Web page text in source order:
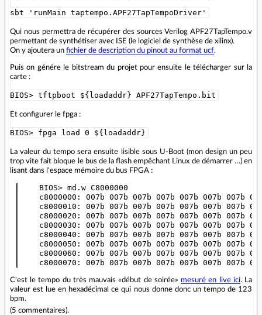
sbt 'runMain taptempo.APF27TapTempoDriver'
Qui nous permettra de récupérer des sources Verilog APF27TapTempo.v
permettant de synthétiser avec ISE (le logiciel de synthèse de xilinx).
On y ajoutera un fichier de description du pinout au format ucf.
Puis on génére le bitstream du projet pour ensuite le télécharger sur la
carte :
BIOS> tftpboot ${loadaddr} APF27TapTempo.bit
Et configurer le fpga :
BIOS> fpga load 0 ${loadaddr}
La valeur du tempo sera ensuite lisible sous U-Boot (mon design un peu
trop vite fait bloque le bus de la flash empêchant Linux de démarrer …) en
lisant dans l'espace mémoire du bus FPGA :
    BIOS> md.w C8000000
c8000000: 007b 007b 007b 007b 007b 007b 007b
c8000010: 007b 007b 007b 007b 007b 007b 007b
c8000020: 007b 007b 007b 007b 007b 007b 007b
c8000030: 007b 007b 007b 007b 007b 007b 007b
c8000040: 007b 007b 007b 007b 007b 007b 007b
c8000050: 007b 007b 007b 007b 007b 007b 007b
c8000060: 007b 007b 007b 007b 007b 007b 007b
C'est le tempo du très mauvais «début de soirée» mesuré en live ici. La
valeur est lue en hexadécimal ce qui nous donne donc un tempo de 123
bpm.
(5 commentaires).